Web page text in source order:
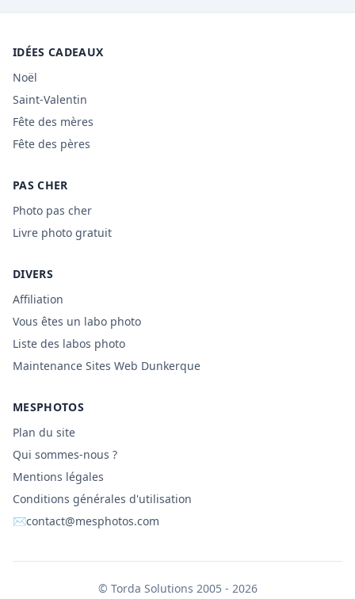
IDÉES CADEAUX
Noël
Saint-Valentin
Fête des mères
Fête des pères
PAS CHER
Photo pas cher
Livre photo gratuit
DIVERS
Affiliation
Vous êtes un labo photo
Liste des labos photo
Maintenance Sites Web Dunkerque
MESPHOTOS
Plan du site
Qui sommes-nous ?
Mentions légales
Conditions générales d'utilisation
✉contact@mesphotos.com
© Torda Solutions 2005 - 2026